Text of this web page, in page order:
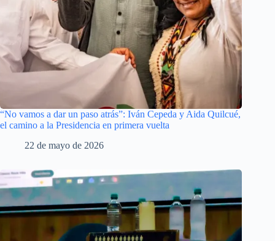
“No vamos a dar un paso atrás”: Iván Cepeda y Aida Quilcué,
el camino a la Presidencia en primera vuelta
22 de mayo de 2026